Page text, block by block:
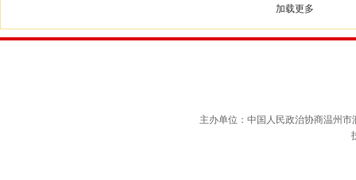
加载更多
主办单位：中国人民政治协商温州市